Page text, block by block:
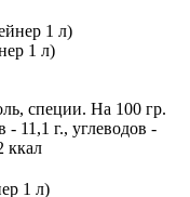
1 л)
специи. На 100 гр.
11,1 г., углеводов -
ккал